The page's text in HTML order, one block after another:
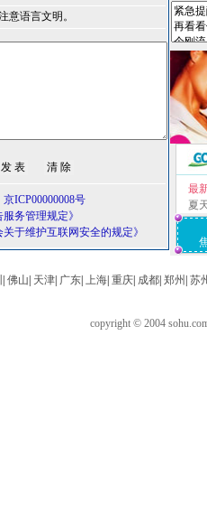
意语言文明。
ICP00000008号
务管理规定》
于维护互联网安全的规定》
最
夏
佛山 天津| 广东| 上海| 重庆| 成都| 郑州 苏
copyright © 2004